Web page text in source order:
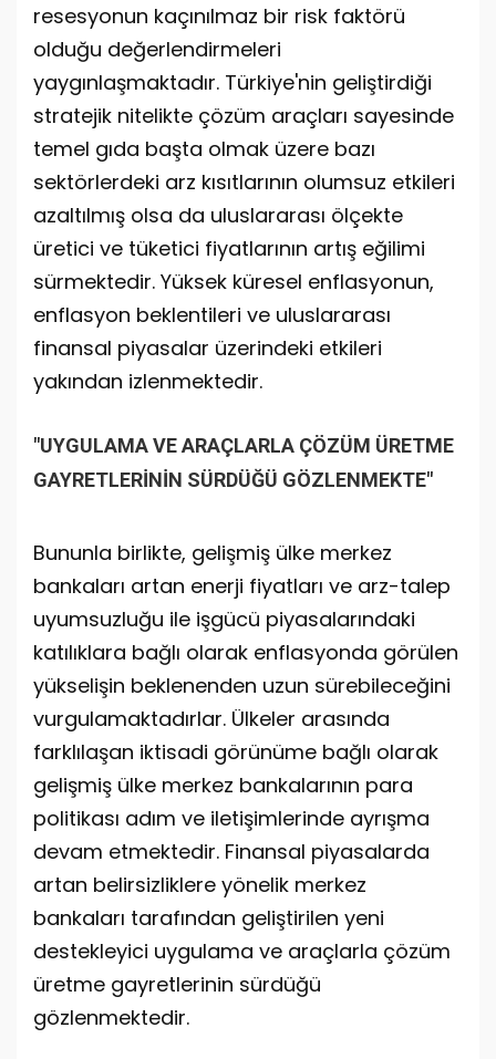
resesyonun kaçınılmaz bir risk faktörü
olduğu değerlendirmeleri
yaygınlaşmaktadır. Türkiye'nin geliştirdiği
stratejik nitelikte çözüm araçları sayesinde
temel gıda başta olmak üzere bazı
sektörlerdeki arz kısıtlarının olumsuz etkileri
azaltılmış olsa da uluslararası ölçekte
üretici ve tüketici fiyatlarının artış eğilimi
sürmektedir. Yüksek küresel enflasyonun,
enflasyon beklentileri ve uluslararası
finansal piyasalar üzerindeki etkileri
yakından izlenmektedir.
"UYGULAMA VE ARAÇLARLA ÇÖZÜM ÜRETME
GAYRETLERİNİN SÜRDÜĞÜ GÖZLENMEKTE"
Bununla birlikte, gelişmiş ülke merkez
bankaları artan enerji fiyatları ve arz-talep
uyumsuzluğu ile işgücü piyasalarındaki
katılıklara bağlı olarak enflasyonda görülen
yükselişin beklenenden uzun sürebileceğini
vurgulamaktadırlar. Ülkeler arasında
farklılaşan iktisadi görünüme bağlı olarak
gelişmiş ülke merkez bankalarının para
politikası adım ve iletişimlerinde ayrışma
devam etmektedir. Finansal piyasalarda
artan belirsizliklere yönelik merkez
bankaları tarafından geliştirilen yeni
destekleyici uygulama ve araçlarla çözüm
üretme gayretlerinin sürdüğü
gözlenmektedir.